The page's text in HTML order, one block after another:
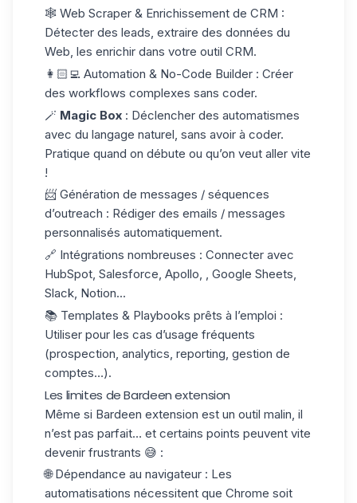
🕸️ Web Scraper & Enrichissement de CRM :
Détecter des leads, extraire des données du
Web, les enrichir dans votre outil CRM.
👩🏻‍💻 Automation & No-Code Builder : Créer
des workflows complexes sans coder.
🪄 Magic Box : Déclencher des automatismes
avec du langage naturel, sans avoir à coder.
Pratique quand on débute ou qu’on veut aller vite
!
📨 Génération de messages / séquences
d’outreach : Rédiger des emails / messages
personnalisés automatiquement.
🔗 Intégrations nombreuses : Connecter avec
HubSpot, Salesforce, Apollo, , Google Sheets,
Slack, Notion...
📚 Templates & Playbooks prêts à l’emploi :
Utiliser pour les cas d’usage fréquents
(prospection, analytics, reporting, gestion de
comptes…).
Les limites de Bardeen extension
Même si Bardeen extension est un outil malin, il
n’est pas parfait… et certains points peuvent vite
devenir frustrants 😅 :
🌐Dépendance au navigateur : Les
automatisations nécessitent que Chrome soit